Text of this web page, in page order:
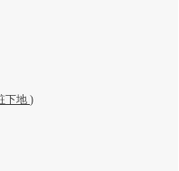
下地 )